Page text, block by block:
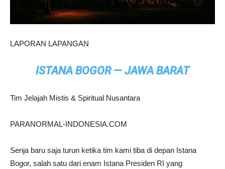
LAPORAN LAPANGAN
ISTANA BOGOR — JAWA BARAT
Tim Jelajah Mistis & Spiritual Nusantara
PARANORMAL-INDONESIA.COM
Senja baru saja turun ketika tim kami tiba di depan Istana
Bogor, salah satu dari enam Istana Presiden RI yang